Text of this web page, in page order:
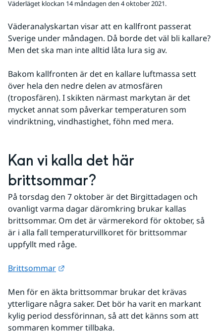
Väderläget klockan 14 måndagen den 4 oktober 2021.
Väderanalyskartan visar att en kallfront passerat
Sverige under måndagen. Då borde det väl bli kallare?
Men det ska man inte alltid låta lura sig av.
Bakom kallfronten är det en kallare luftmassa sett
över hela den nedre delen av atmosfären
(troposfären). I skikten närmast markytan är det
mycket annat som påverkar temperaturen som
vindriktning, vindhastighet, föhn med mera.
Kan vi kalla det här
brittsommar?
På torsdag den 7 oktober är det Birgittadagen och
ovanligt varma dagar däromkring brukar kallas
brittsommar. Om det är värmerekord för oktober, så
är i alla fall temperaturvillkoret för brittsommar
uppfyllt med råge.
Brittsommar
Men för en äkta brittsommar brukar det krävas
ytterligare några saker. Det bör ha varit en markant
kylig period dessförinnan, så att det känns som att
sommaren kommer tillbaka.